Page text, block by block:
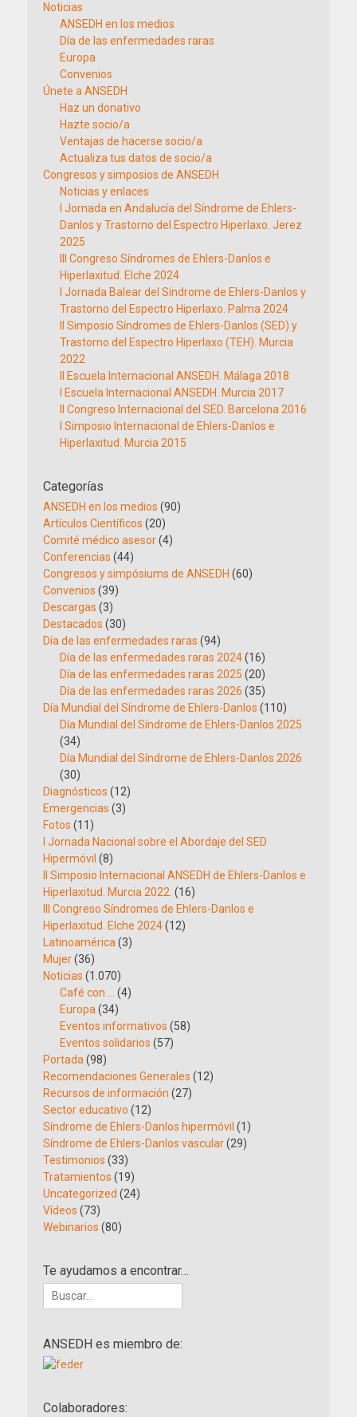
Noticias
ANSEDH en los medios
Día de las enfermedades raras
Europa
Convenios
Únete a ANSEDH
Haz un donativo
Hazte socio/a
Ventajas de hacerse socio/a
Actualiza tus datos de socio/a
Congresos y simposios de ANSEDH
Noticias y enlaces
I Jornada en Andalucía del Síndrome de Ehlers-
Danlos y Trastorno del Espectro Hiperlaxo. Jerez
2025
III Congreso Síndromes de Ehlers-Danlos e
Hiperlaxitud. Elche 2024
I Jornada Balear del Síndrome de Ehlers-Danlos y
Trastorno del Espectro Hiperlaxo. Palma 2024
II Simposio Síndromes de Ehlers-Danlos (SED) y
Trastorno del Espectro Hiperlaxo (TEH). Murcia
2022
II Escuela Internacional ANSEDH. Málaga 2018
I Escuela Internacional ANSEDH. Murcia 2017
II Congreso Internacional del SED. Barcelona 2016
I Simposio Internacional de Ehlers-Danlos e
Hiperlaxitud. Murcia 2015
Categorías
ANSEDH en los medios (90)
Artículos Científicos (20)
Comité médico asesor(4)
Conferencias (44)
Congresos y simpósiums de ANSEDH (60)
Convenios (39)
Descargas (3)
Destacados (30)
Día de las enfermedades raras (94)
Día de las enfermedades raras 2024(16)
Día de las enfermedades raras 2025 (20)
Día de las enfermedades raras 2026 (35)
Día Mundial del Síndrome de Ehlers-Danlos (110)
Día Mundial del Síndrome de Ehlers-Danlos 2025
(34)
Día Mundial del Síndrome de Ehlers-Danlos 2026
(30)
Diagnósticos (12)
Emergencias (3)
Fotos (11)
I Jornada Nacional sobre el Abordaje del SED
Hipermóvil (8)
II Simposio Internacional ANSEDH de Ehlers-Danlos e
Hiperlaxitud. Murcia 2022. (16)
III Congreso Síndromes de Ehlers-Danlos e
Hiperlaxitud. Elche 2024(12)
Latinoamérica (3)
Mujer(36)
Noticias (1.070)
Café con …
(4)
Europa (34)
Eventos informativos (58)
Eventos solidarios (57)
Portada (98)
Recomendaciones Generales (12)
Recursos de información (27)
Sector educativo (12)
Síndrome de Ehlers-Danlos hipermóvil (1)
Síndrome de Ehlers-Danlos vascular(29)
Testimonios (33)
Tratamientos (19)
Uncategorized (24)
Vídeos (73)
Webinarios (80)
Te ayudamos a encontrar…
Buscar:
ANSEDH es miembro de:
Colaboradores: